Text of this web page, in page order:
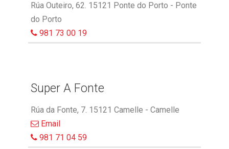
Rúa Outeiro, 62. 15121 Ponte do Porto - Ponte
do Porto
981 73 00 19
Super A Fonte
Rúa da Fonte, 7. 15121 Camelle - Camelle
Email
981 71 04 59